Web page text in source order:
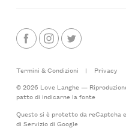
Termini & Condizioni |
Privacy
© 2026 Love Langhe —
patto di indicarne la fonte
Questo si è protetto da reCaptcha
di Serviziodi Google